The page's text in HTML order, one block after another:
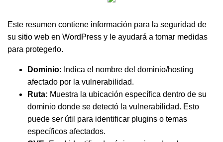
Este resumen contiene información para la seguridad de
su sitio web en WordPress y le ayudará a tomar medidas
para protegerlo.
Dominio: Indica el nombre del dominio/hosting
afectado por la vulnerabilidad.
Ruta: Muestra la ubicación específica dentro de su
dominio donde se detectó la vulnerabilidad. Esto
puede ser útil para identificar plugins o temas
específicos afectados.